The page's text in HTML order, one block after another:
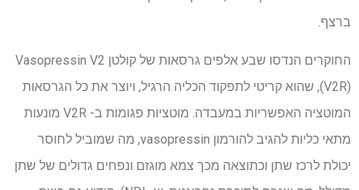
ברצף.
החוקרים הנדסו שבע אלפים גרסאות של קולטן Vasopressin V2
(V2R), שהוא קריטי לתפקוד הכליה הרגיל, ויוצר את כל הגרסאות
המוטציה האפשריות במעבדה. מוטציות פגומות ב- V2R מונעות
מתאי כליות להגיב להורמון vasopressin, מה שמוביל לחוסר
יכולת לרכז שתן וכתוצאה מכך צמא מוגזם ונפחים גדולים של שתן